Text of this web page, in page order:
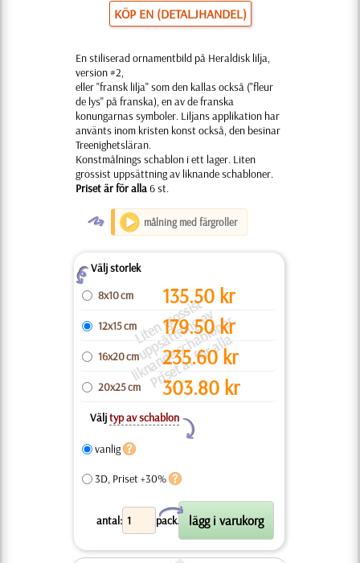
KÖP EN (DETALJHANDEL)
En stiliserad ornamentbild på Heraldisk lilja,
version #2,
eller "fransk lilja" som den kallas också ("fleur
de lys" på franska), en av de franska
konungarnas symboler. Liljans applikation har
använts inom kristen konst också, den besinar
Treenighetsläran.
Konstmålnings schablon i ett lager. Liten
grossist uppsättning av liknande schabloner.
Priset är för alla6 st.
O målning med färgroller
ZVälj storlek
Li
t
e
n
g
r
o
s
si
s
t
u
p
p
s
ä
t
t
ni
n
g
a
v
li
k
n
a
n
d
e
s
c
h
a
bl
o
n
e
r.
P
ri
s
e
t
ä
r
f
ö
r
all
a
8x10 cm 135.50 kr
12x15 cm 179.50kr
16x20 cm 235.60kr
20x25 cm 303.80 kr
Väljtyp av schablon
Y
vanlig
3D, Priset +30%
antal: pack.
X